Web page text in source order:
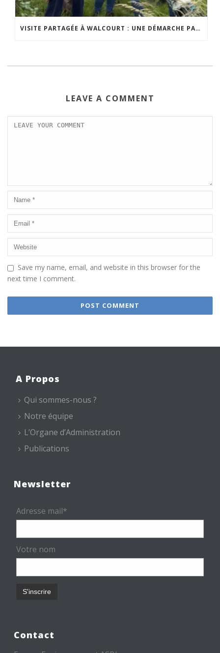
VISITE PARTAGÉE À WALCOURT : UNE DÉMARCHE PARTICIPATIVE ANIMÉE PAR ESPACE ENVIRONNEMENT
LEAVE A COMMENT
Save my name, email, and website in this browser for the
next time I comment.
A Propos
Qui sommes-nous ?
Notre équipe
L’Organe d’Administration
Publications
Newsletter
Adresse mail*
Votre nom
Contact